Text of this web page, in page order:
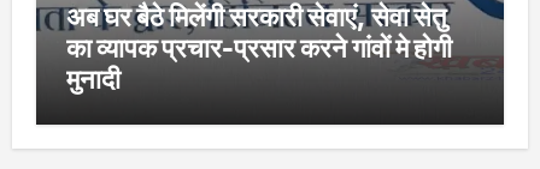
अब घर बैठे मिलेंगी सरकारी सेवाएं, सेवा सेतु
का व्यापक प्रचार-प्रसार करने गांवों मे होगी
मुनादी